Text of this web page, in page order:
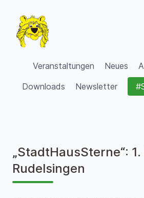
VVV Burgdorf
Veranstaltungen Neues
Downloads
Newsletter
„StadtHausSterne“:
Rudelsingen